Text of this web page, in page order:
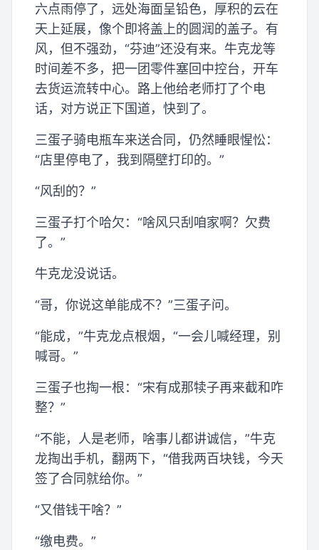
六点雨停了，远处海面呈铅色，厚积的云在
天上延展，像个即将盖上的圆润的盖子。有
风，但不强劲，“芬迪”还没有来。牛克龙等
时间差不多，把一团零件塞回中控台，开车
去货运流转中心。路上他给老师打了个电
话，对方说正下国道，快到了。
三蛋子骑电瓶车来送合同，仍然睡眼惺忪：
“店里停电了，我到隔壁打印的。”
“风刮的？”
三蛋子打个哈欠：“啥风只刮咱家啊？欠费
了。”
牛克龙没说话。
“哥，你说这单能成不？”三蛋子问。
“能成，”牛克龙点根烟，“一会儿喊经理，别
喊哥。”
三蛋子也掏一根：“宋有成那犊子再来截和咋
整？”
“不能，人是老师，啥事儿都讲诚信，”牛克
龙掏出手机，翻两下，“借我两百块钱，今天
签了合同就给你。”
“又借钱干啥？”
“缴电费。”